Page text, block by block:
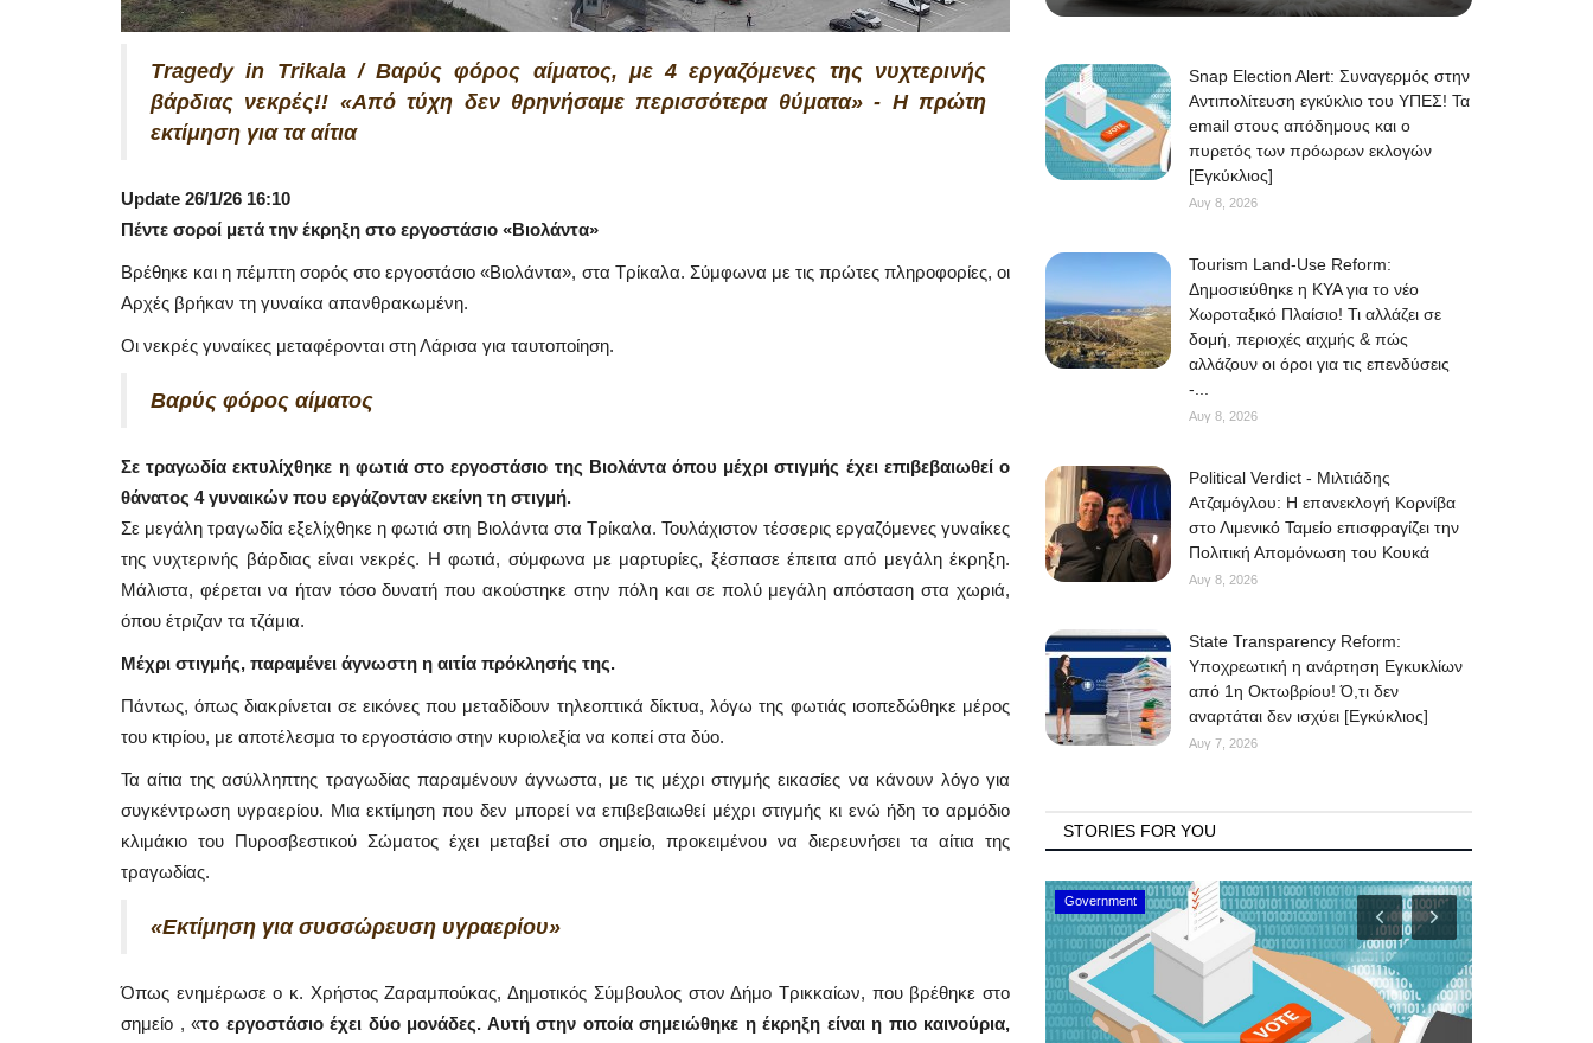
Tragedy in Trikala / Βαρύς φόρος αίματος, με 4 εργαζόμενες της νυχτερινής
βάρδιας νεκρές!! «Από τύχη δεν θρηνήσαμε περισσότερα θύματα» - Η πρώτη
εκτίμηση για τα αίτια
Update 26/1/26 16:10
Πέντε σοροί μετά την έκρηξη στο εργοστάσιο «Βιολάντα»
Βρέθηκε και η πέμπτη σορός στο εργοστάσιο «Βιολάντα», στα Τρίκαλα. Σύμφωνα με τις πρώτες πληροφορίες, οι
Αρχές βρήκαν τη γυναίκα απανθρακωμένη.
Οι νεκρές γυναίκες μεταφέρονται στη Λάρισα για ταυτοποίηση.
Βαρύς φόρος αίματος
Σε τραγωδία εκτυλίχθηκε η φωτιά στο εργοστάσιο της Βιολάντα όπου μέχρι στιγμής έχει επιβεβαιωθεί ο
θάνατος 4 γυναικών που εργάζονταν εκείνη τη στιγμή.
Σε μεγάλη τραγωδία εξελίχθηκε η φωτιά στη Βιολάντα στα Τρίκαλα. Τουλάχιστον τέσσερις εργαζόμενες γυναίκες
της νυχτερινής βάρδιας είναι νεκρές. Η φωτιά, σύμφωνα με μαρτυρίες, ξέσπασε έπειτα από μεγάλη έκρηξη.
Μάλιστα, φέρεται να ήταν τόσο δυνατή που ακούστηκε στην πόλη και σε πολύ μεγάλη απόσταση στα χωριά,
όπου έτριζαν τα τζάμια.
Μέχρι στιγμής, παραμένει άγνωστη η αιτία πρόκλησής της.
Πάντως, όπως διακρίνεται σε εικόνες που μεταδίδουν τηλεοπτικά δίκτυα, λόγω της φωτιάς ισοπεδώθηκε μέρος
του κτιρίου, με αποτέλεσμα το εργοστάσιο στην κυριολεξία να κοπεί στα δύο.
Τα αίτια της ασύλληπτης τραγωδίας παραμένουν άγνωστα, με τις μέχρι στιγμής εικασίες να κάνουν λόγο για
συγκέντρωση υγραερίου. Μια εκτίμηση που δεν μπορεί να επιβεβαιωθεί μέχρι στιγμής κι ενώ ήδη το αρμόδιο
κλιμάκιο του Πυροσβεστικού Σώματος έχει μεταβεί στο σημείο, προκειμένου να διερευνήσει τα αίτια της
τραγωδίας.
«Εκτίμηση για συσσώρευση υγραερίου»
Όπως ενημέρωσε ο κ. Χρήστος Ζαραμπούκας, Δημοτικός Σύμβουλος στον Δήμο Τρικκαίων, που βρέθηκε στο
σημείο , «το εργοστάσιο έχει δύο μονάδες. Αυτή στην οποία σημειώθηκε η έκρηξη είναι η πιο καινούρια,
Snap Election Alert: Συναγερμός στην
Αντιπολίτευση εγκύκλιο του ΥΠΕΣ! Τα
email στους απόδημους και ο
πυρετός των πρόωρων εκλογών
[Εγκύκλιος]
Αυγ 8, 2026
Tourism Land-Use Reform:
Δημοσιεύθηκε η ΚΥΑ για το νέο
Χωροταξικό Πλαίσιο! Τι αλλάζει σε
δομή, περιοχές αιχμής & πώς
αλλάζουν οι όροι για τις επενδύσεις
-...
Αυγ 8, 2026
Political Verdict - Μιλτιάδης
Ατζαμόγλου: Η επανεκλογή Κορνίβα
στο Λιμενικό Ταμείο επισφραγίζει την
Πολιτική Απομόνωση του Κουκά
Αυγ 8, 2026
State Transparency Reform:
Υποχρεωτική η ανάρτηση Εγκυκλίων
από 1η Οκτωβρίου! Ό,τι δεν
αναρτάται δεν ισχύει [Εγκύκλιος]
Αυγ 7, 2026
STORIES FOR YOU
Government